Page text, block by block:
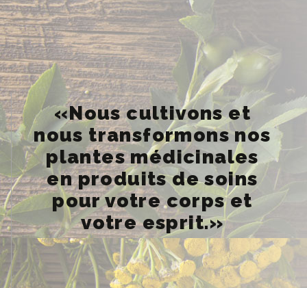
«Nous cultivons et
nous transformons nos
plantes médicinales
en produits de soins
pour votre corps et
votre esprit.»